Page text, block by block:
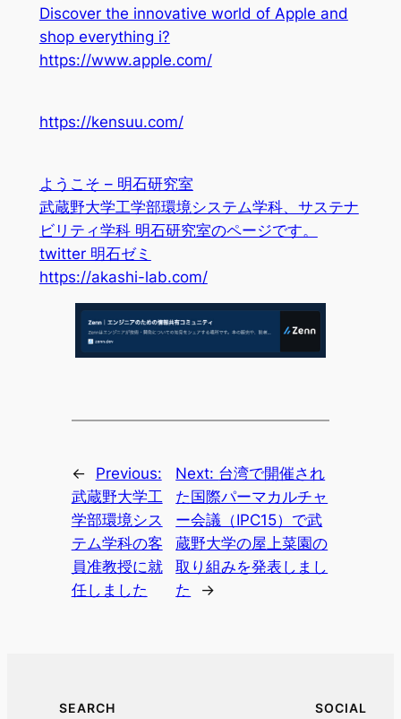
Discover the innovative world of Apple and
shop everything i?
https://www.apple.com/
https://kensuu.com/
ようこそ – 明石研究室
武蔵野大学工学部環境システム学科、サステナ
ビリティ学科 明石研究室のページです。
twitter 明石ゼミ
https://akashi-lab.com/
←
Previous:
武蔵野大学工
学部環境シス
テム学科の客
員准教授に就
任しました
Next: 台湾で開催され
た国際パーマカルチャ
ー会議（IPC15）で武
蔵野大学の屋上菜園の
取り組みを発表しまし
た
→
SEARCH SOCIAL